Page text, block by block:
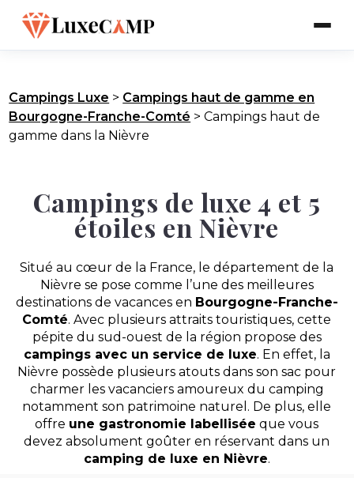
Campings Luxe > Campings haut de gamme en
Bourgogne-Franche-Comté >Campings haut de
gamme dans la Nièvre
Campings de luxe 4 et 5
étoiles en Nièvre
Situé au cœur de la France, le département de la
Nièvre se pose comme l’une des meilleures
destinations de vacances en Bourgogne-Franche-
Comté. Avec plusieurs attraits touristiques, cette
pépite du sud-ouest de la région propose des
campings avec un service de luxe. En effet, la
Nièvre possède plusieurs atouts dans son sac pour
charmer les vacanciers amoureux du camping
notamment son patrimoine naturel. De plus, elle
offre une gastronomie labellisée que vous
devez absolument goûter en réservant dans un
camping de luxe en Nièvre.